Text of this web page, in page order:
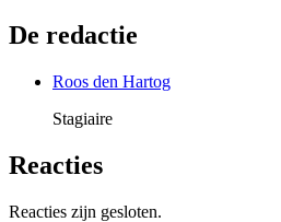
De redactie
Roos den Hartog
Stagiaire
Reacties
Reacties zijn gesloten.